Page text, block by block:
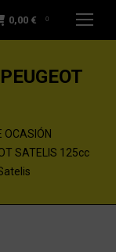
0,00 € 0
OCASIÓN
SATELIS 125cc